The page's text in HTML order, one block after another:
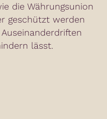
die Währungsunion
geschützt werden
lässt.